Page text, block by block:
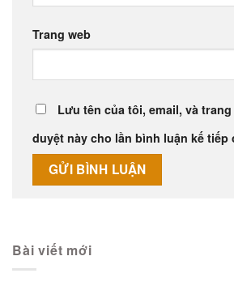
Trang web
Lưu tên của tôi, email, và
duyệt này cho lần bình luận kế tiếp
Bài viết mới